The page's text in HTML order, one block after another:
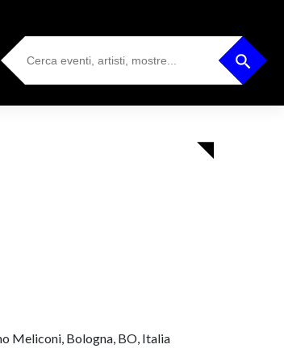
Search
for:
Search Button
Meliconi, Bologna, BO, Italia